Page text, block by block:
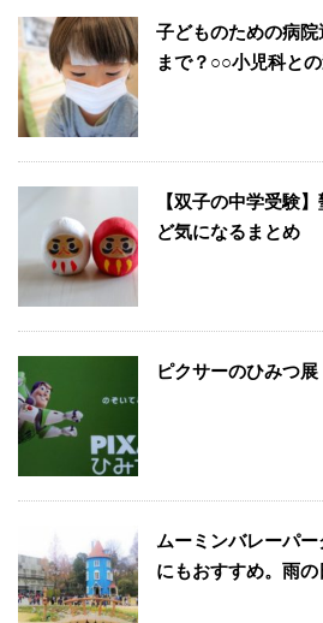
子どものための病
まで？○○小児科と
【双子の中学受験
ど気になるまとめ
ピクサーのひみつ
ムーミンバレーパ
にもおすすめ。雨の